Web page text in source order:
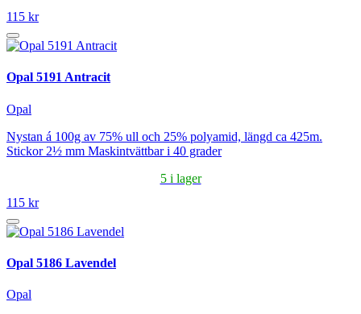
115 kr
Opal 5191 Antracit
Opal
Nystan á 100g av 75% ull och 25% polyamid, längd ca 425m.
Stickor 2½ mm Maskintvättbar i 40 grader
5 i lager
115 kr
Opal 5186 Lavendel
Opal